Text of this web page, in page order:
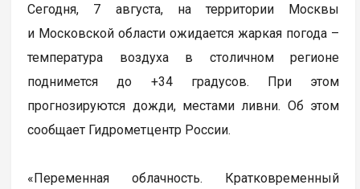
Сегодня, 7 августа, на территории Москвы
и Московской области ожидается жаркая погода –
температура воздуха в столичном регионе
поднимется до +34 градусов. При этом
прогнозируются дожди, местами ливни. Об этом
сообщает Гидрометцентр России.
«Переменная облачность. Кратковременный